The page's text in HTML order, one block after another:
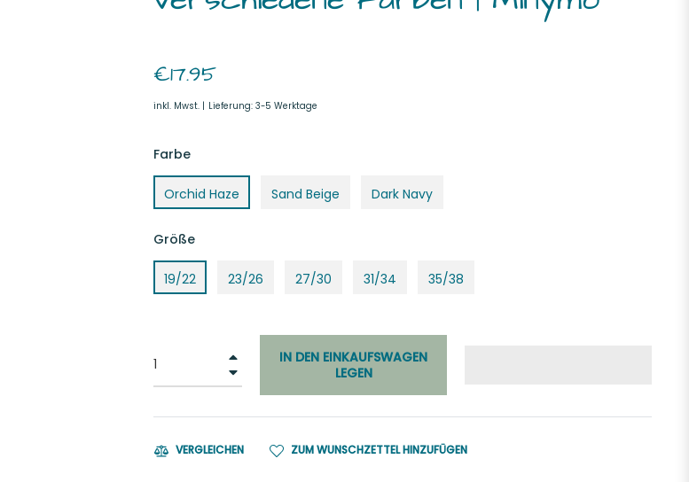
Normaler
€17.95
inkl. Mwst. | Lieferung: 3-5 Werktage
Farbe
Orchid Haze Sand Beige Dark Navy
Größe
19/22 23/26 27/30 31/34 35/38
IN DEN EINKAUFSWAGEN
LEGEN
VERGLEICHEN ZUM WUNSCHZETTEL HINZUFÜGEN